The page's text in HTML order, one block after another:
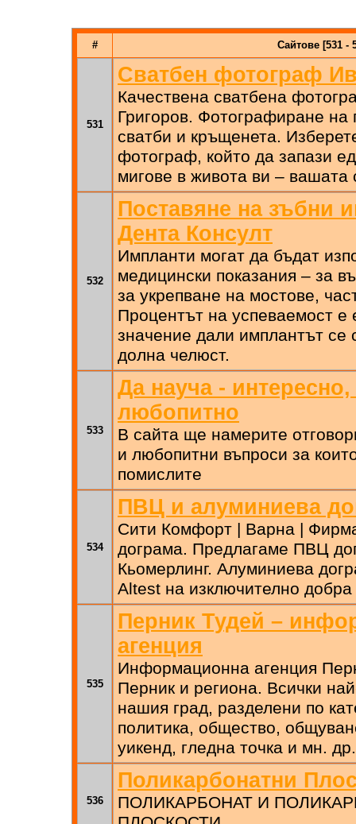
# Сайтове [531 -
531
Сватбен фотограф
Качествена сватбена
Григоров. Фотографиране
сватби и кръщенета.
фотограф, който да запази
мигове в живота ви – вашата
532
Поставяне на зъбни
Дента Консулт
Импланти могат да бъдат
медицински показания – за
за укрепване на мостове,
Процентът на успеваемост е
значение дали имплантът се
долна челюст.
533
Да науча -
любопитно
В сайта ще намерите
и любопитни въпроси за
помислите
534
ПВЦ и алуминиева
Сити Комфорт | Варна |
дограма. Прeдлагаме ПВЦ
Кьомерлинг. Алуминиева
Altest на изключително
535
Перник Тудей –
агенция
Информационна агенция
Перник и региона. Всички
нашия град, разделени по
политика, общество,
уикенд, гледна точка и мн.
536
Поликарбонатни
ПОЛИКАРБОНАТ И